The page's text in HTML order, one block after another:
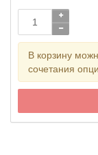
В корзину
сочетания